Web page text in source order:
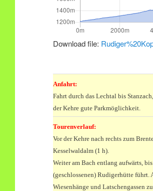
Download file:
Anfahrt:
Fahrt durch das Lechtal bis
der Kehre gute Parkmöglichkeit.
Tourenverlauf:
Vor der Kehre nach rechts zum
Kesselwaldalm (1 h).
Weiter am Bach entlang aufwärts,
(geschlossenen) Rudigerhütte führt.
Wiesenhänge und Latschengassen